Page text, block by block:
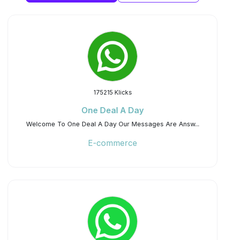
175215 Klicks
One Deal A Day
Welcome To One Deal A Day Our Messages Are Answ...
E-commerce